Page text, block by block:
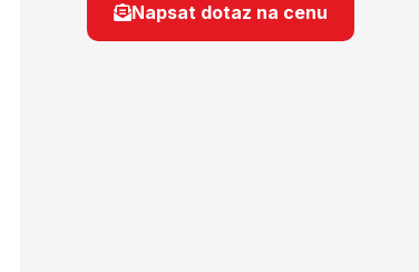
Napsat dotaz na cenu